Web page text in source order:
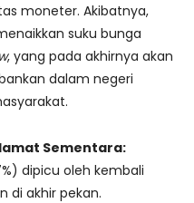
moneter. Akibatnya,
suku bunga
, yang pada akhirnya akan
dalam negeri
Sementara:
dipicu oleh kembali
di akhir pekan.